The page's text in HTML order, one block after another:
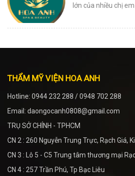
lớn của nhiều chị em
THẨM MỸ VIỆN HOA ANH
Hotline: 0944 232 288 / 0948 702 288
Email: daongocanh0808@gmail.com
TRỤ SỞ CHÍNH - TPHCM
CN 2 : 260 Nguyễn Trung Trực, Rạch Giá,
CN 3 : Lô 5 - C5 Trung tâm thương mại
CN 4 : 257 Trần Phú, Tp Bạc Liêu